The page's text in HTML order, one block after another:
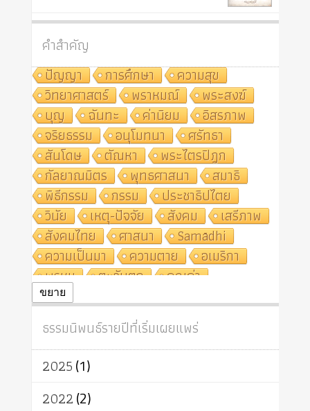
คำสำคัญ
ปัญญา
การศึกษา
ความสุข
วิทยาศาสตร์
พราหมณ์
พระสงฆ์
บุญ
ฉันทะ ค่านิยม
อิสรภาพ
จริยธรรม
อนุโมทนา
ศรัทธา
สันโดษ
ตัณหา
พระไตรปิฎก
กัลยาณมิตร
พุทธศาสนา
สมาธิ
พิธีกรรม
กรรม
ประชาธิปไตย
วินัย
เหตุ-ปัจจัย สังคม
เสรีภาพ
สังคมไทย
ศาสนา
Samādhi
ความเป็นมา
ความตาย
อเมริกา
พรหม
ตะวันตก
คุณค่า
ปฏิจจสมุปบาท
ศาสนาประจำชาติ
อินเดีย
ผู้บริโภค
ธรรมาธิปไตย
จักร
การแยกรัฐกับศาสนา
ธรรมชาติ
เทคโนโลยี
สิทธิ
พุทธบริษัท
ขยาย
ธรรมนิพนธ์รายปีที่เริ่มเผยแพร่
2025(1)
2022(2)